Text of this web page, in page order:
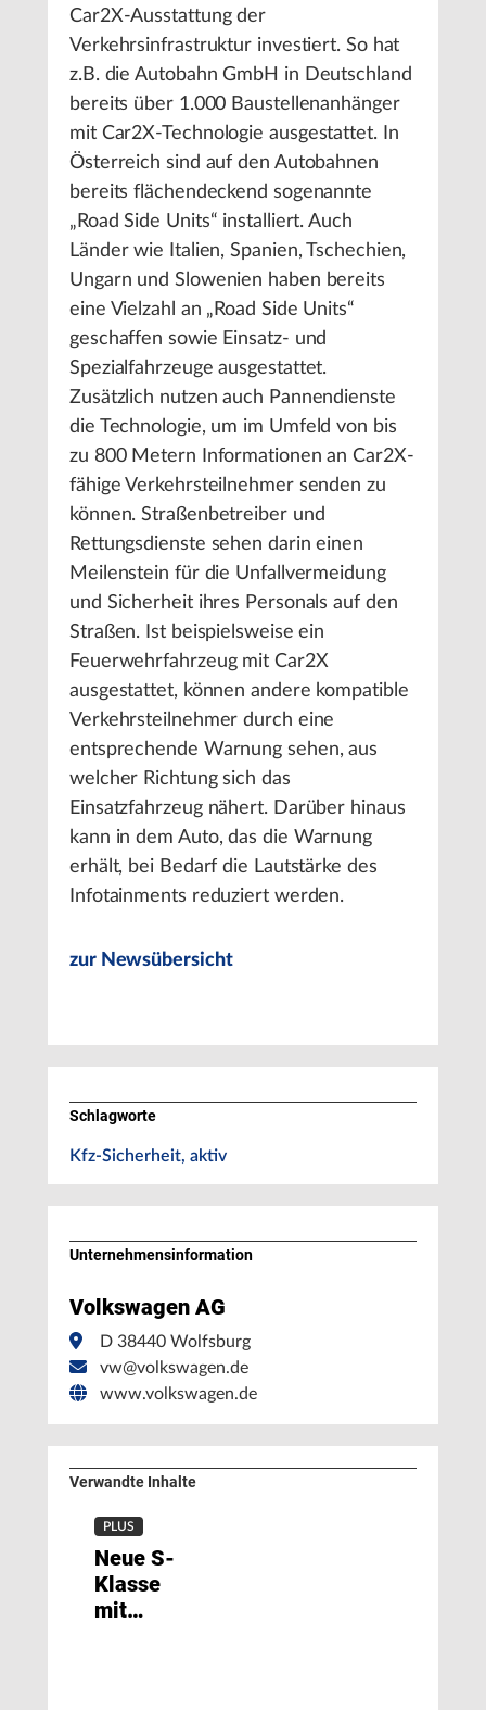
Car2X-Ausstattung der
Verkehrsinfrastruktur investiert. So hat
z.B. die Autobahn GmbH in Deutschland
bereits über 1.000 Baustellenanhänger
mit Car2X-Technologie ausgestattet. In
Österreich sind auf den Autobahnen
bereits flächendeckend sogenannte
„Road Side Units“ installiert. Auch
Länder wie Italien, Spanien, Tschechien,
Ungarn und Slowenien haben bereits
eine Vielzahl an „Road Side Units“
geschaffen sowie Einsatz- und
Spezialfahrzeuge ausgestattet.
Zusätzlich nutzen auch Pannendienste
die Technologie, um im Umfeld von bis
zu 800 Metern Informationen an Car2X-
fähige Verkehrsteilnehmer senden zu
können. Straßenbetreiber und
Rettungsdienste sehen darin einen
Meilenstein für die Unfallvermeidung
und Sicherheit ihres Personals auf den
Straßen. Ist beispielsweise ein
Feuerwehrfahrzeug mit Car2X
ausgestattet, können andere kompatible
Verkehrsteilnehmer durch eine
entsprechende Warnung sehen, aus
welcher Richtung sich das
Einsatzfahrzeug nähert. Darüber hinaus
kann in dem Auto, das die Warnung
erhält, bei Bedarf die Lautstärke des
Infotainments reduziert werden.
zur Newsübersicht
Schlagworte
Kfz-Sicherheit, aktiv
Unternehmens­information
Volkswagen AG
D 38440 Wolfsburg
vw@volkswagen.de
www.volkswagen.de
Verwandte Inhalte
PLUS
Neue S-
Klasse
mit